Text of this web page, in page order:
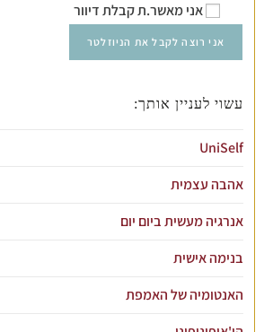
אני מאשר.ת קבלת דיוור
עשוי לעניין אותך:
UniSelf
אהבה עצמית
אנרגיה מעשית ביום יום
בנימה אישית
האנטומיה של האמפת